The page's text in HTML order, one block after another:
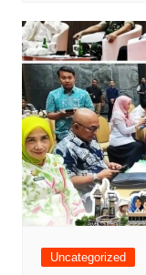
Uncategorized